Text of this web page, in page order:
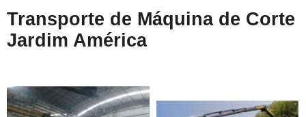
Transporte de Máquina de Corte
Jardim América